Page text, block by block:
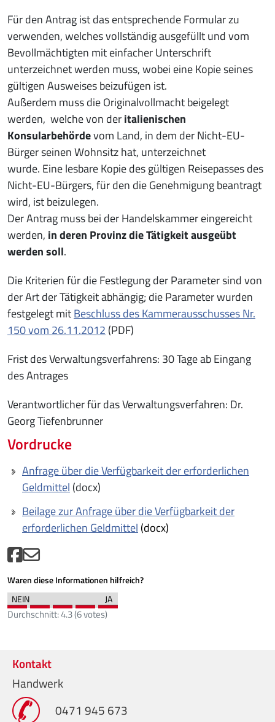
Für den Antrag ist das entsprechende Formular zu
verwenden, welches vollständig ausgefüllt und vom
Bevollmächtigten mit einfacher Unterschrift
unterzeichnet werden muss, wobei eine Kopie seines
gültigen Ausweises beizufügen ist.
Außerdem muss die Originalvollmacht beigelegt
werden, welche von deritalienischen
Konsularbehördevom Land, in dem der Nicht-EU-
Bürger seinen Wohnsitz hat, unterzeichnet
wurde. Eine lesbare Kopie des gültigen Reisepasses des
Nicht-EU-Bürgers, für den die Genehmigung beantragt
wird, ist beizulegen.
Der Antrag muss bei der Handelskammer eingereicht
werden, in deren Provinz die Tätigkeit ausgeübt
werden soll.
Die Kriterien für die Festlegung der Parameter sind von
der Art der Tätigkeit abhängig; die Parameter wurden
festgelegt mitBeschluss des Kammerausschusses Nr.
150 vom 26.11.2012 (PDF)
Frist des Verwaltungsverfahrens: 30 Tage ab Eingang
des Antrages
Verantwortlicher für das Verwaltungsverfahren: Dr.
Georg Tiefenbrunner
Vordrucke
Anfrage über die Verfügbarkeit der erforderlichen
Geldmittel (docx)
Beilage zur Anfrage über die Verfügbarkeit der
erforderlichen Geldmittel (docx)
Waren diese Informationen hilfreich?
Durchschnitt:4.3(6votes)
Kontakt
Handwerk
0471 945 673